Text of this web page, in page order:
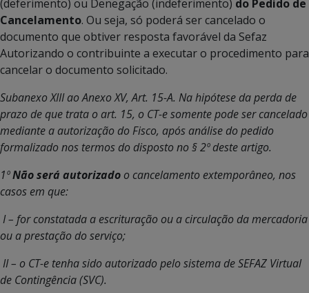
(deferimento) ou Denegação (indeferimento) do Pedido de
Cancelamento. Ou seja, só poderá ser cancelado o
documento que obtiver resposta favorável da Sefaz
Autorizando o contribuinte a executar o procedimento para
cancelar o documento solicitado.
Subanexo XIII ao Anexo XV, Art. 15-A. Na hipótese da perda de
prazo de que trata o art. 15, o CT-e somente pode ser cancelado
mediante a autorização do Fisco, após análise do pedido
formalizado nos termos do disposto no § 2º deste artigo.
1ºNão será autorizado o cancelamento extemporâneo, nos
casos em que:
I – for constatada a escrituração ou a circulação da mercadoria
ou a prestação do serviço;
II – o CT-e tenha sido autorizado pelo sistema de SEFAZ Virtual
de Contingência (SVC).